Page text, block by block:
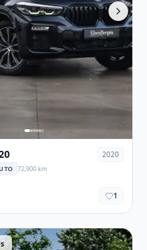
2020
72,900 km
1
Classe-C 2017